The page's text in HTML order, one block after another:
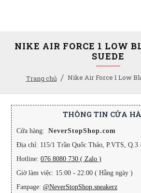
Trang chủ Nike Air Force 1 Low
NIKE AIR FORCE 1 LOW
SUEDE
THÔNG TIN CỬA
Cửa hàng: NeverStopShop.com
Địa chỉ: 115/1 Trần Quốc Thảo, P.VTS, Q.3
Hotline: 076 8080 730 ( Zalo )
Giờ làm việc: 15:00 - 22:00 ( Hằng ngày )
Fanpage: @NeverStopShop.sneakerz